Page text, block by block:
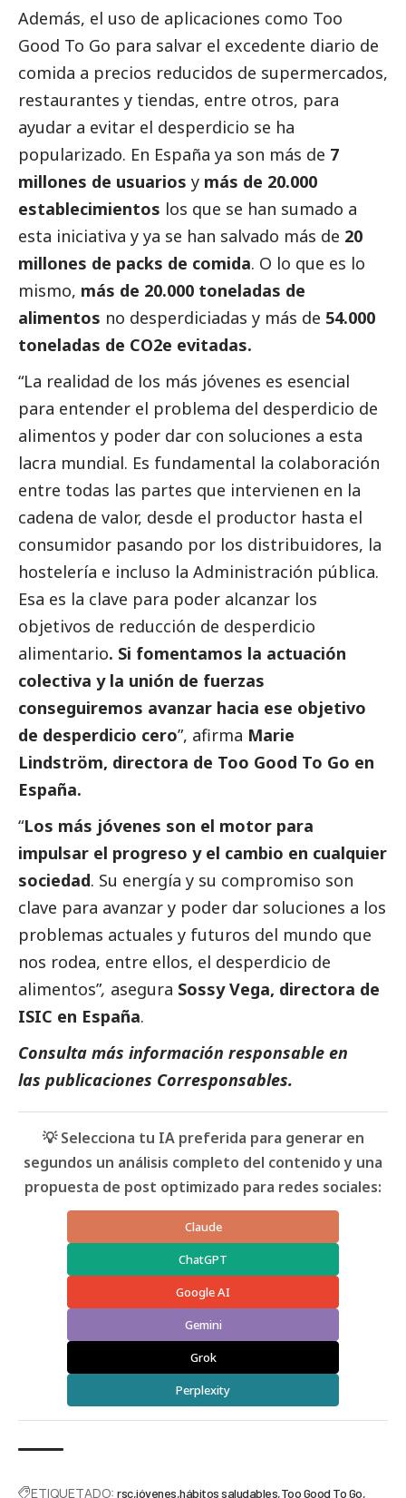
Además, el uso de aplicaciones como Too
Good To Go para salvar el excedente diario de
comida a precios reducidos de supermercados,
restaurantes y tiendas, entre otros, para
ayudar a evitar el desperdicio se ha
popularizado. En España ya son más de 7
millones de usuarios y más de 20.000
establecimientos los que se han sumado a
esta iniciativa y ya se han salvado más de 20
millones de packs de comida. O lo que es lo
mismo, más de 20.000 toneladas de
alimentos no desperdiciadas y más de 54.000
toneladas de CO2e evitadas.
“La realidad de los más jóvenes es esencial
para entender el problema del desperdicio de
alimentos y poder dar con soluciones a esta
lacra mundial. Es fundamental la colaboración
entre todas las partes que intervienen en la
cadena de valor, desde el productor hasta el
consumidor pasando por los distribuidores, la
hostelería e incluso la Administración pública.
Esa es la clave para poder alcanzar los
objetivos de reducción de desperdicio
alimentario. Si fomentamos la actuación
colectiva y la unión de fuerzas
conseguiremos avanzar hacia ese objetivo
de desperdicio cero”, afirma Marie
Lindström, directora de Too Good To Go en
España.
“Los más jóvenes son el motor para
impulsar el progreso y el cambio en cualquier
sociedad. Su energía y su compromiso son
clave para avanzar y poder dar soluciones a los
problemas actuales y futuros del mundo que
nos rodea, entre ellos, el desperdicio de
alimentos”, asegura Sossy Vega, directora de
ISIC en España.
Consulta más información responsable en
las publicaciones Corresponsables.
💡 Selecciona tu IA preferida para generar en
segundos un análisis completo del contenido y una
propuesta de post optimizado para redes sociales:
Claude
ChatGPT
Google AI
Gemini
Grok
Perplexity
ETIQUETADO: rsc jóvenes hábitos saludables Too Good To Go